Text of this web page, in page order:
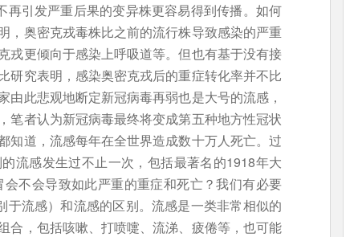
再引发严重后果的变异株更容易得到传播。如何
，奥密克戎毒株比之前的流行株导致感染的严重
戎更倾向于感染上呼吸道等。但也有基于没有接
研究表明，感染奥密克戎后的重症转化率并不比
此悲观地断定新冠病毒再弱也是大号的流感，
笔者认为新冠病毒最终将变成第五种地方性冠状
知道，流感每年在全世界造成数十万人死亡。过
流感发生过不止一次，包括最著名的1918年大
不会导致如此严重的重症和死亡？我们有必要
于流感）和流感的区别。流感是一类非常相似的
合，包括咳嗽、打喷嚏、流涕、疲倦等，也可能